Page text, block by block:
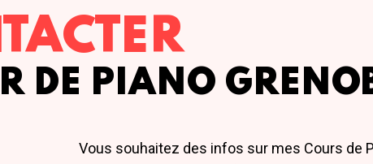
DE PIANO
Vous souhaitez des infos sur mes Cours de